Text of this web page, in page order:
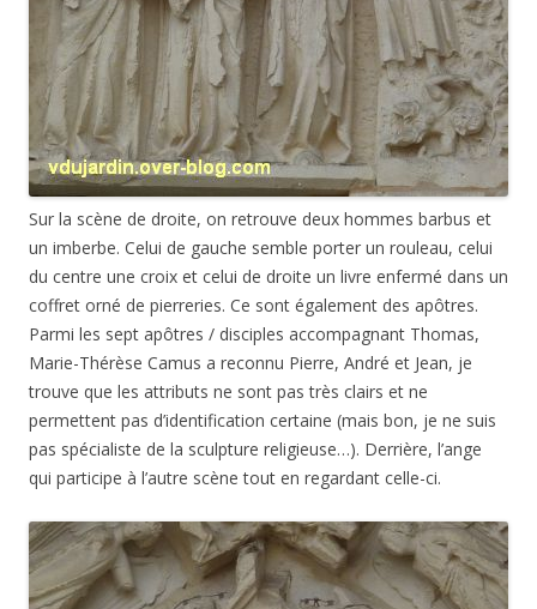
Sur la scène de droite, on retrouve deux hommes barbus et
un imberbe. Celui de gauche semble porter un rouleau, celui
du centre une croix et celui de droite un livre enfermé dans un
coffret orné de pierreries. Ce sont également des apôtres.
Parmi les sept apôtres / disciples accompagnant Thomas,
Marie-Thérèse Camus a reconnu Pierre, André et Jean, je
trouve que les attributs ne sont pas très clairs et ne
permettent pas d’identification certaine (mais bon, je ne suis
pas spécialiste de la sculpture religieuse…). Derrière, l’ange
qui participe à l’autre scène tout en regardant celle-ci.